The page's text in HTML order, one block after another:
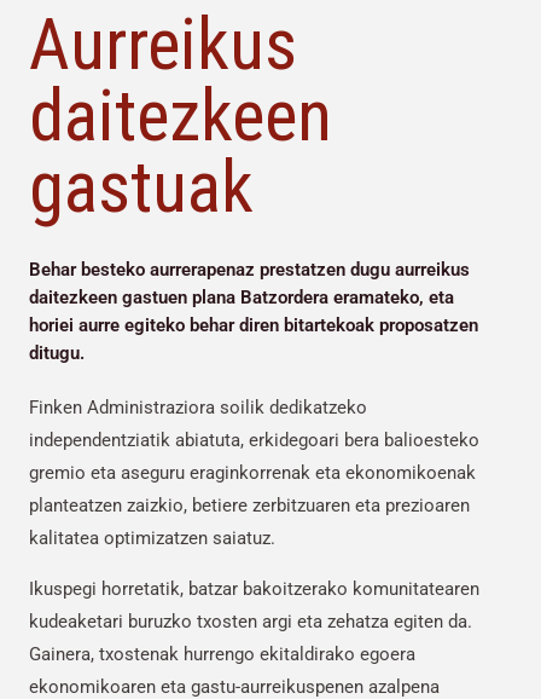
Aurreikus
daitezkeen
gastuak
Behar besteko aurrerapenaz prestatzen dugu aurreikus
daitezkeen gastuen plana Batzordera eramateko, eta
horiei aurre egiteko behar diren bitartekoak proposatzen
ditugu.
Finken Administraziora soilik dedikatzeko
independentziatik abiatuta, erkidegoari bera balioesteko
gremio eta aseguru eraginkorrenak eta ekonomikoenak
planteatzen zaizkio, betiere zerbitzuaren eta prezioaren
kalitatea optimizatzen saiatuz.
Ikuspegi horretatik, batzar bakoitzerako komunitatearen
kudeaketari buruzko txosten argi eta zehatza egiten da.
Gainera, txostenak hurrengo ekitaldirako egoera
ekonomikoaren eta gastu-aurreikuspenen azalpena